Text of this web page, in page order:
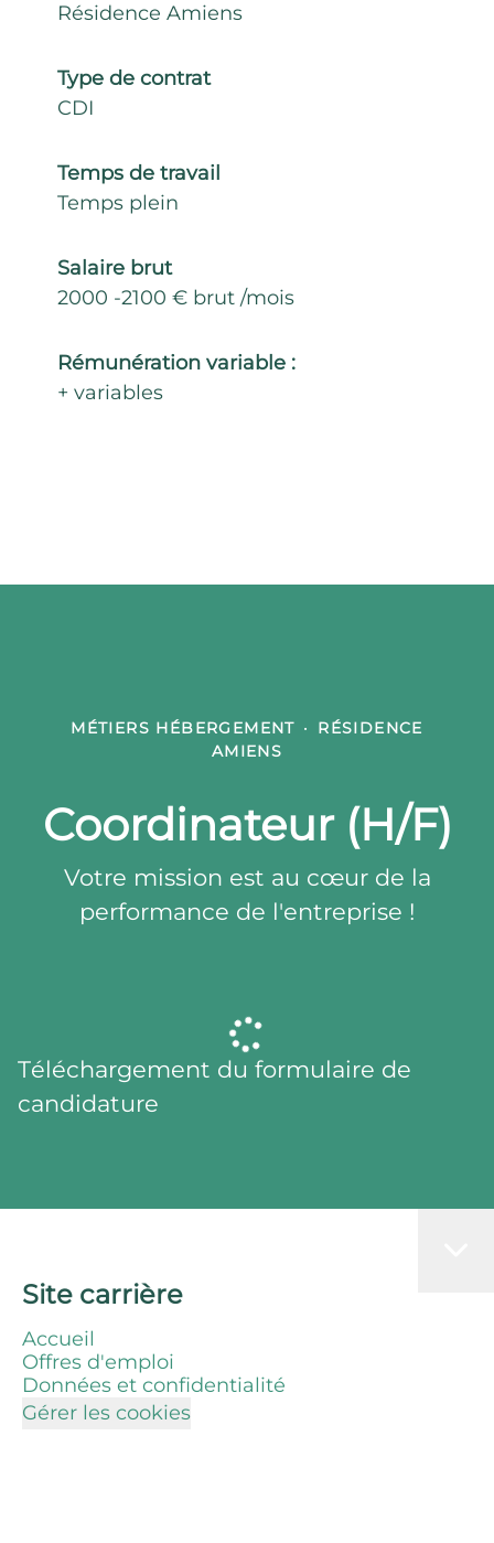
Résidence Amiens
Type de contrat
CDI
Temps de travail
Temps plein
Salaire brut
2000 -2100 € brut /mois
Rémunération variable :
+ variables
MÉTIERS HÉBERGEMENT ·
RÉSIDENCE
AMIENS
Coordinateur (H/F)
Votre mission est au cœur de la
performance de l'entreprise !
Téléchargement du formulaire de
candidature
Site carrière
Accueil
Offres d'emploi
Données et confidentialité
Gérer les cookies